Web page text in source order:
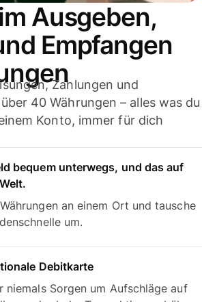
Ausgeben,
Empfangen
Zahlungen und
40 Währungen – alles was du
Konto, immer für dich
bequem unterwegs, und das auf
an einem Ort und tausche
um.
Debitkarte
niemals Sorgen um Aufschläge auf